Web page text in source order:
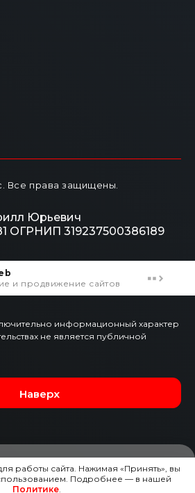
Все права защищены.
Юрьевич
ОГРНИП 319237500386189
информационный характер
не является публичной
Наверх
и продвижение сайтов
работы сайта. Нажимая «Принять», вы
Подробнее — в нашей
Политике.
НА ЭТОТ АВТО